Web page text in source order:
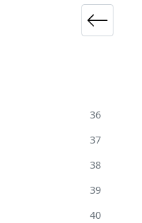
36
37
38
39
40